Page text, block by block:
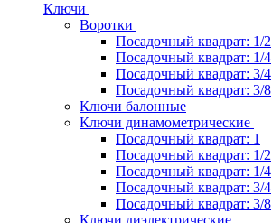
Ключи
Воротки
Посадочный квадрат: 1/2
Посадочный квадрат: 1/4
Посадочный квадрат: 3/4
Посадочный квадрат: 3/8
Ключи балонные
Ключи динамометрические
Посадочный квадрат: 1
Посадочный квадрат: 1/2
Посадочный квадрат: 1/4
Посадочный квадрат: 3/4
Посадочный квадрат: 3/8
Ключи диэлектрические